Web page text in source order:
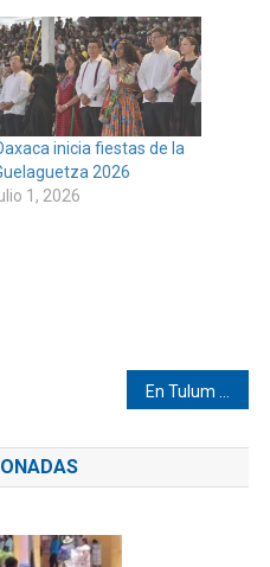
inicia fiestas de la
2026
1, 2026